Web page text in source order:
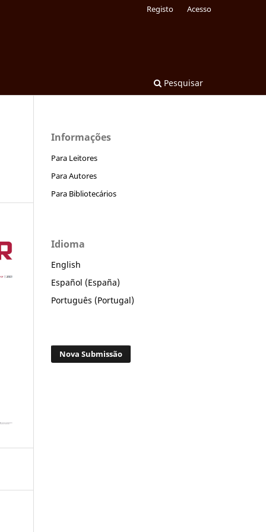
Pesquisar
Registo Acesso
Informações
Para Leitores
Para Autores
Para Bibliotecários
Idioma
English
Español (España)
Português (Portugal)
Nova Submissão